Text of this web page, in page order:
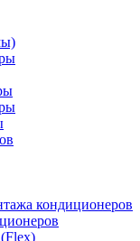
кондиционеров